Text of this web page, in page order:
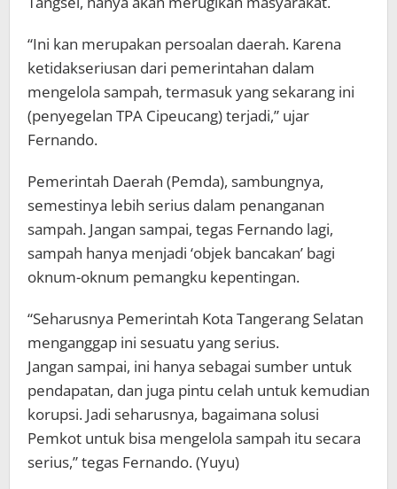
“Ini kan merupakan persoalan daerah. Karena
ketidakseriusan dari pemerintahan dalam
mengelola sampah, termasuk yang sekarang ini
(penyegelan TPA Cipeucang) terjadi,” ujar
Fernando.
Pemerintah Daerah (Pemda), sambungnya,
semestinya lebih serius dalam penanganan
sampah. Jangan sampai, tegas Fernando lagi,
sampah hanya menjadi ‘objek bancakan’ bagi
oknum-oknum pemangku kepentingan.
“Seharusnya Pemerintah Kota Tangerang Selatan
menganggap ini sesuatu yang serius.
Jangan sampai, ini hanya sebagai sumber untuk
pendapatan, dan juga pintu celah untuk kemudian
korupsi. Jadi seharusnya, bagaimana solusi
Pemkot untuk bisa mengelola sampah itu secara
serius,” tegas Fernando. (Yuyu)